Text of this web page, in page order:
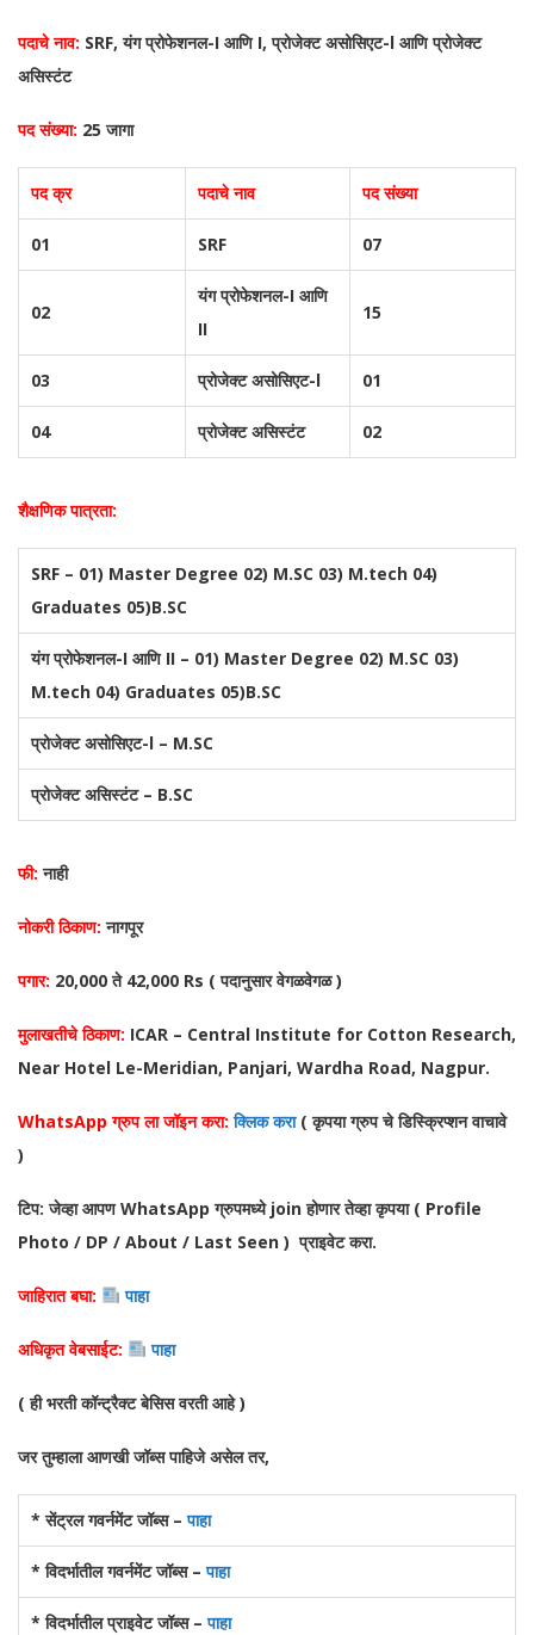
पदाचे नाव: SRF, यंग प्रोफेशनल-I आणि I, प्रोजेक्ट असोसिएट-l आणि प्रोजेक्ट
असिस्टंट
पद संख्या: 25 जागा
पद क्र पदाचे नाव पद संख्या
01 SRF 07
02
यंग प्रोफेशनल-I आणि
II
15
03 प्रोजेक्ट असोसिएट-l 01
04 प्रोजेक्ट असिस्टंट 02
शैक्षणिक पात्रता:
SRF – 01) Master Degree 02) M.SC 03) M.tech 04)
Graduates 05)B.SC
यंग प्रोफेशनल-I आणि II – 01) Master Degree 02) M.SC 03)
M.tech 04) Graduates 05)B.SC
प्रोजेक्ट असोसिएट-l – M.SC
प्रोजेक्ट असिस्टंट – B.SC
फी: नाही
नोकरी ठिकाण: नागपूर
पगार: 20,000 ते 42,000 Rs ( पदानुसार वेगळवेगळ )
मुलाखतीचे ठिकाण: ICAR – Central Institute for Cotton Research,
Near Hotel Le-Meridian, Panjari, Wardha Road, Nagpur.
WhatsApp ग्रुप ला जॉइन करा: क्लिक करा ( कृपया ग्रुप चे डिस्क्रिप्शन वाचावे
)
टिप: जेव्हा आपण WhatsApp ग्रुपमध्ये join होणार तेव्हा कृपया ( Profile
Photo / DP / About / Last Seen ) प्राइवेट करा.
जाहिरात बघा: पाहा
अधिकृत वेबसाईट: पाहा
( ही भरती कॉन्ट्रैक्ट बेसिस वरती आहे )
जर तुम्हाला आणखी जॉब्स पाहिजे असेल तर,
* सेंट्रल गवर्नमेंट जॉब्स –पाहा
* विदर्भातील गवर्नमेंट जॉब्स –पाहा
* विदर्भातील प्राइवेट जॉब्स –पाहा